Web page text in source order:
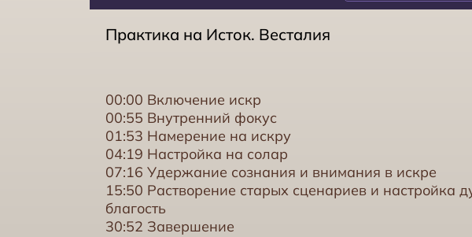
Практика на Исток. Весталия
00:00 Включение искр
00:55 Внутренний фокус
01:53 Намерение на искру
04:19 Настройка на солар
07:16 Удержание сознания и внимания в искре
15:50 Растворение старых сценариев и настройка
благость
30:52 Завершение